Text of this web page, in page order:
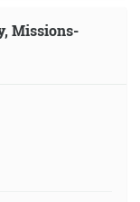
Missions-